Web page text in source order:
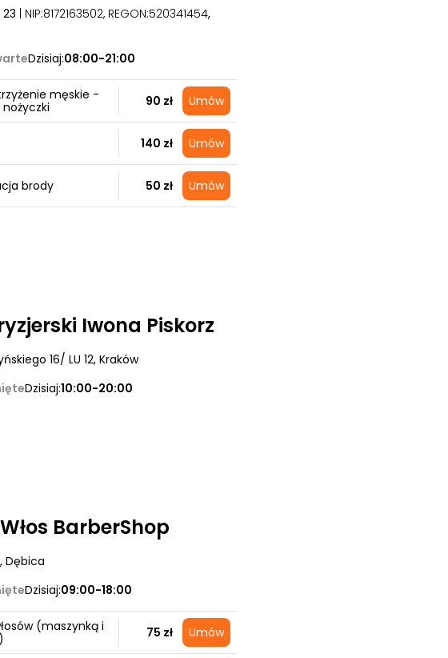
| NIP:8172163502, REGON:520341454,
Dzisiaj:08:00-21:00
męskie -
90 zł Umów
140 zł Umów
brody 50 zł Umów
Iwona Piskorz
16/ LU 12, Kraków
Dzisiaj:10:00-20:00
BarberShop
, Dębica
Dzisiaj:09:00-18:00
(maszynką i
75 zł Umów